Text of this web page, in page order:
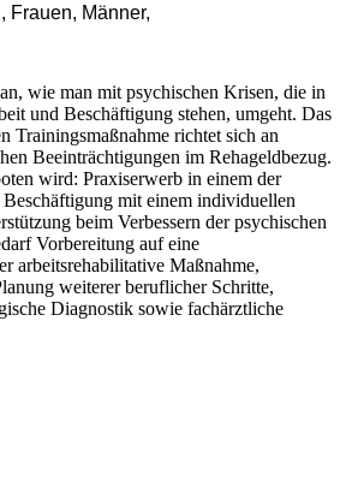
Frauen, Männer,
wie man mit psychischen Krisen, die in
und Beschäftigung stehen, umgeht. Das
Trainingsmaßnahme richtet sich an
Beeinträchtigungen im Rehageldbezug.
wird: Praxiserwerb in einem der
mit einem individuellen
beim Verbessern der psychischen
Vorbereitung auf eine
arbeitsrehabilitative Maßnahme,
weiterer beruflicher Schritte,
Diagnostik sowie fachärztliche